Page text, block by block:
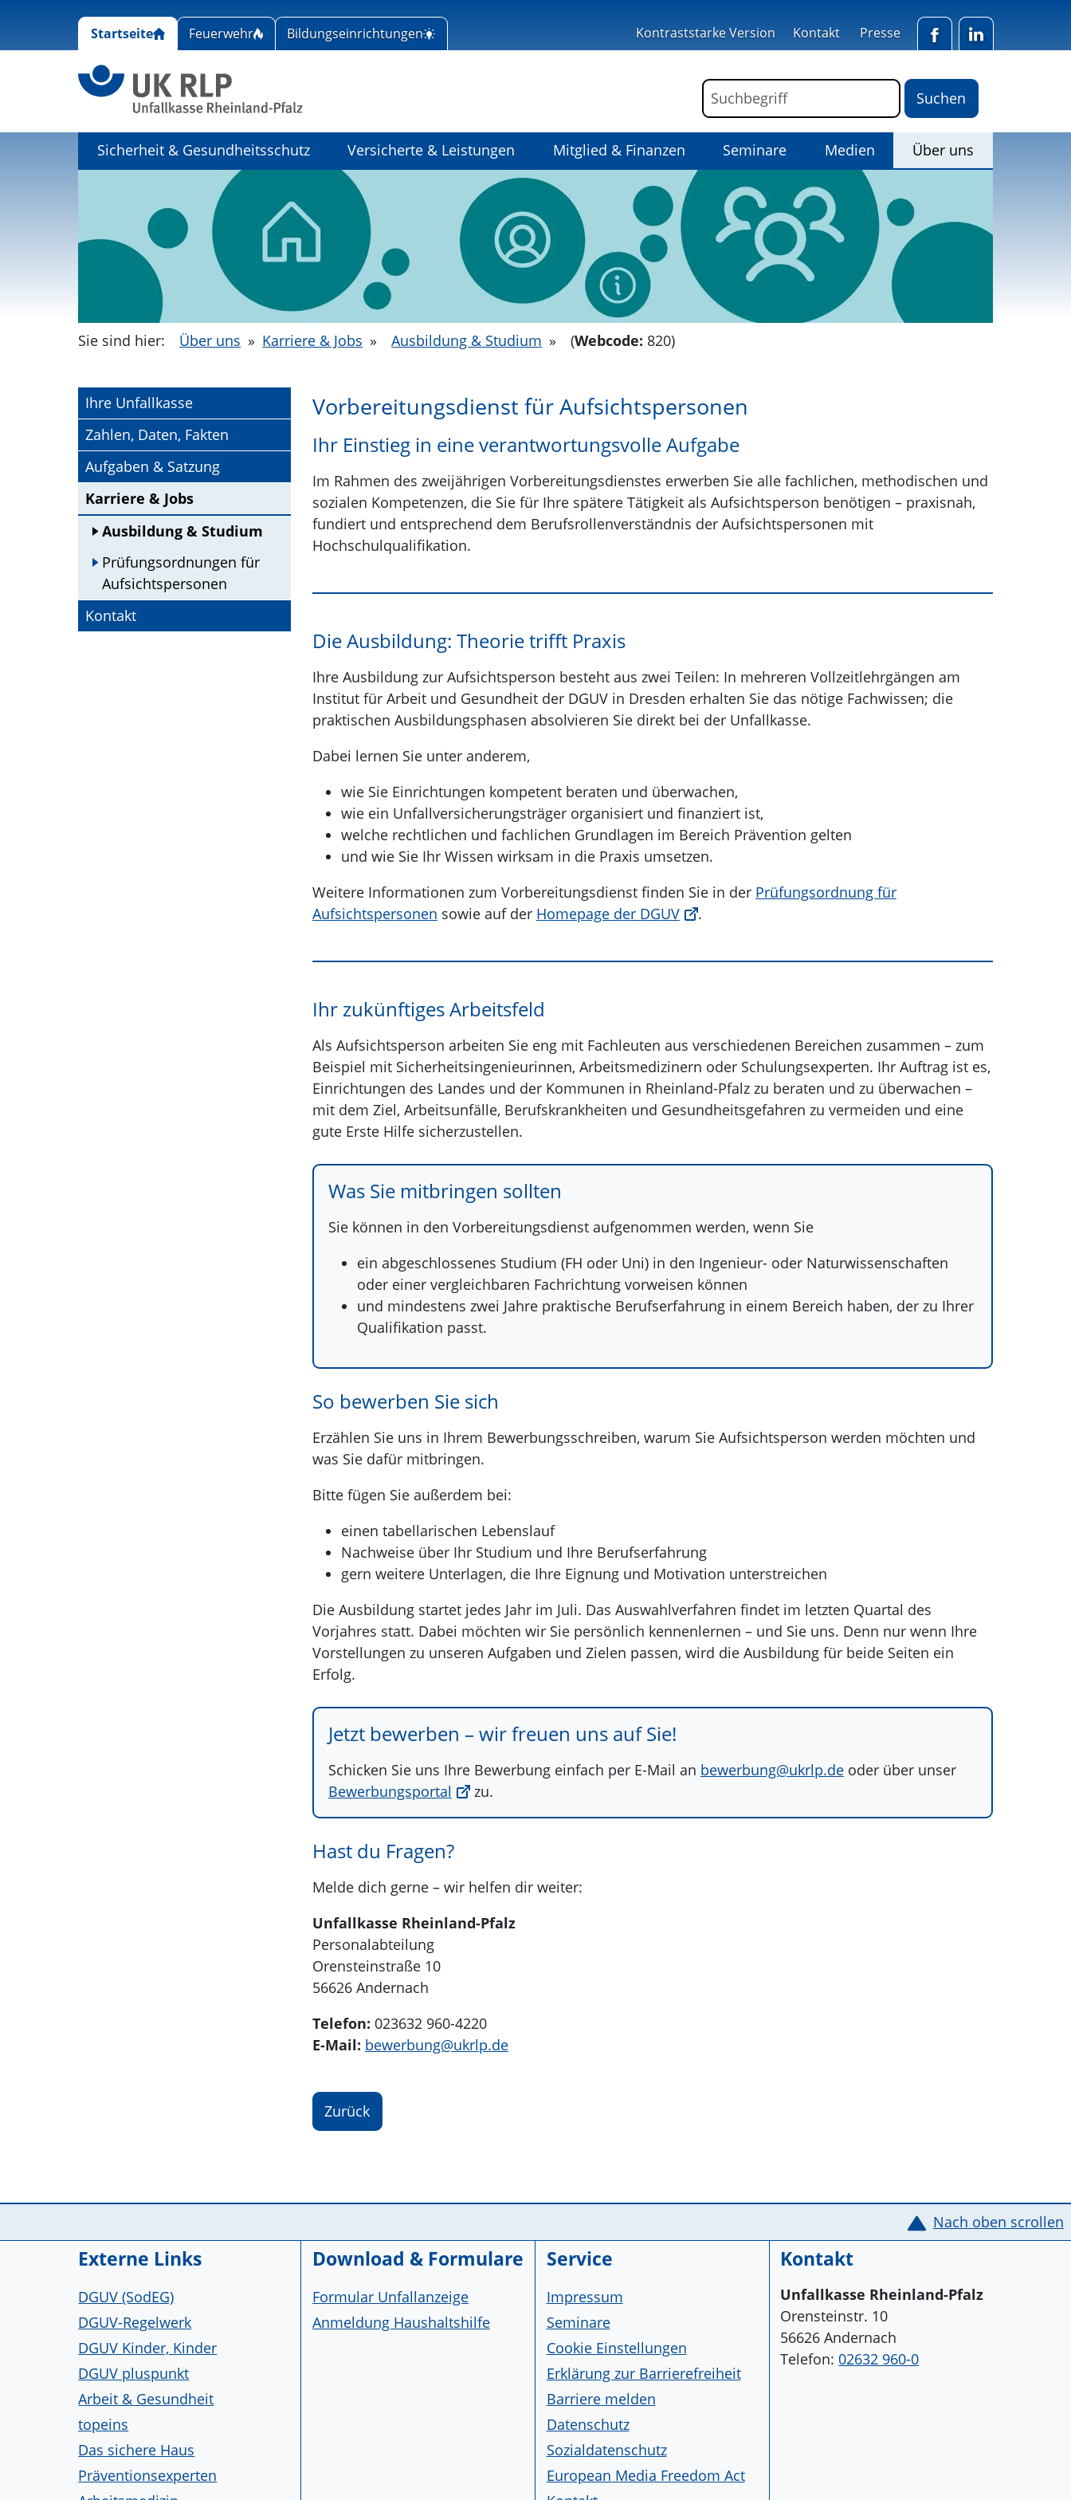
Startseite Feuerwehr Bildungseinrichtungen Kontraststarke Version Kontakt Presse FacebookLinkedIn
Formular für die Volltextsuche
Suchbegriff
Sicherheit & Gesundheitsschutz
Versicherte & Leistungen Mitglied & Finanzen Seminare Medien Über uns
Sie sind hier: Über uns » Karriere & Jobs » Ausbildung & Studium » (Webcode: 820)
Ihre Unfallkasse
Zahlen, Daten, Fakten
Aufgaben & Satzung
Karriere & Jobs
Ausbildung & Studium
Prüfungsordnungen für
Aufsichtspersonen
Kontakt
Vorbereitungsdienst für Aufsichtspersonen
Ihr Einstieg in eine verantwortungsvolle Aufgabe
Im Rahmen des zweijährigen Vorbereitungsdienstes erwerben Sie alle fachlichen, methodischen und
sozialen Kompetenzen, die Sie für Ihre spätere Tätigkeit als Aufsichtsperson benötigen – praxisnah,
fundiert und entsprechend dem Berufsrollenverständnis der Aufsichtspersonen mit
Hochschulqualifikation.
Die Ausbildung: Theorie trifft Praxis
Ihre Ausbildung zur Aufsichtsperson besteht aus zwei Teilen: In mehreren Vollzeitlehrgängen am
Institut für Arbeit und Gesundheit der DGUV in Dresden erhalten Sie das nötige Fachwissen; die
praktischen Ausbildungsphasen absolvieren Sie direkt bei der Unfallkasse.
Dabei lernen Sie unter anderem,
wie Sie Einrichtungen kompetent beraten und überwachen,
wie ein Unfallversicherungsträger organisiert und finanziert ist,
welche rechtlichen und fachlichen Grundlagen im Bereich Prävention gelten
und wie Sie Ihr Wissen wirksam in die Praxis umsetzen.
Weitere Informationen zum Vorbereitungsdienst finden Sie in der Prüfungsordnung für
Aufsichtspersonen sowie auf der Homepage der DGUV .
Ihr zukünftiges Arbeitsfeld
Als Aufsichtsperson arbeiten Sie eng mit Fachleuten aus verschiedenen Bereichen zusammen – zum
Beispiel mit Sicherheitsingenieurinnen, Arbeitsmedizinern oder Schulungsexperten. Ihr Auftrag ist es,
Einrichtungen des Landes und der Kommunen in Rheinland-Pfalz zu beraten und zu überwachen –
mit dem Ziel, Arbeitsunfälle, Berufskrankheiten und Gesundheitsgefahren zu vermeiden und eine
gute Erste Hilfe sicherzustellen.
Was Sie mitbringen sollten
Sie können in den Vorbereitungsdienst aufgenommen werden, wenn Sie
ein abgeschlossenes Studium (FH oder Uni) in den Ingenieur- oder Naturwissenschaften
oder einer vergleichbaren Fachrichtung vorweisen können
und mindestens zwei Jahre praktische Berufserfahrung in einem Bereich haben, der zu Ihrer
Qualifikation passt.
So bewerben Sie sich
Erzählen Sie uns in Ihrem Bewerbungsschreiben, warum Sie Aufsichtsperson werden möchten und
was Sie dafür mitbringen.
Bitte fügen Sie außerdem bei:
einen tabellarischen Lebenslauf
Nachweise über Ihr Studium und Ihre Berufserfahrung
gern weitere Unterlagen, die Ihre Eignung und Motivation unterstreichen
Die Ausbildung startet jedes Jahr im Juli. Das Auswahlverfahren findet im letzten Quartal des
Vorjahres statt. Dabei möchten wir Sie persönlich kennenlernen – und Sie uns. Denn nur wenn Ihre
Vorstellungen zu unseren Aufgaben und Zielen passen, wird die Ausbildung für beide Seiten ein
Erfolg.
Jetzt bewerben – wir freuen uns auf Sie!
Schicken Sie uns Ihre Bewerbung einfach per E-Mail an bewerbung@ukrlp.deoder über unser
Bewerbungsportal
zu.
Hast du Fragen?
Melde dich gerne – wir helfen dir weiter:
Unfallkasse Rheinland-Pfalz
Personalabteilung
Orensteinstraße 10
56626 Andernach
Telefon: 023632 960-4220
E-Mail: bewerbung@ukrlp.de
Zurück
Service Informationen Nach oben scrollen
Externe Links
DGUV (SodEG)
DGUV-Regelwerk
DGUV Kinder, Kinder
DGUV pluspunkt
Arbeit & Gesundheit
topeins
Das sichere Haus
Präventionsexperten
Download & Formulare
Formular Unfallanzeige
Anmeldung Haushaltshilfe
Service
Impressum
Seminare
Cookie Einstellungen
Erklärung zur Barrierefreiheit
Barriere melden
Datenschutz
Sozialdatenschutz
European Media Freedom Act
Kontakt
Unfallkasse Rheinland-Pfalz
Orensteinstr. 10
56626 Andernach
Telefon:02632 960-0